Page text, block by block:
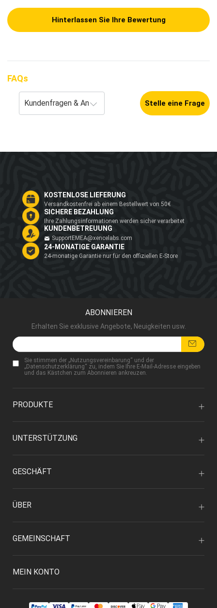
Hinterlassen Sie Ihre Bewertung
FAQs
Stelle eine Frage
KOSTENLOSE LIEFERUNG
Versandkostenfrei ab einem Bestellwert von 50€
SICHERE BEZAHLUNG
Ihre Zahlungsinformationen werden sicher verarbeitet
KUNDENBETREUUNG
SupportEMEA@xencelabs.com
24-MONATIGE GARANTIE
24-monatige Garantie nur für den offiziellen E-Store
ABONNIEREN
Erhalten Sie exklusive Angebote, Neuigkeiten usw.
Sie stimmen der „Nutzungsvereinbarung“ und der
„Datenschutzerklärung“ zu, indem Sie Ihre E-Mail-Adresse eingeben
und das Kästchen zum Abonnieren ankreuzen.
PRODUKTE
UNTERSTÜTZUNG
GESCHÄFT
ÜBER
GEMEINSCHAFT
MEIN KONTO